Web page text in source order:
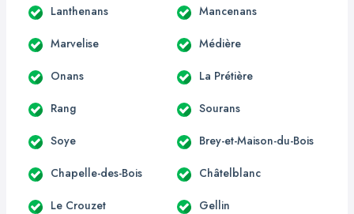
Lanthenans Mancenans
Marvelise Médière
Onans La Prétière
Rang Sourans
Soye Brey-et-Maison-du-Bois
Chapelle-des-Bois Châtelblanc
Le Crouzet Gellin